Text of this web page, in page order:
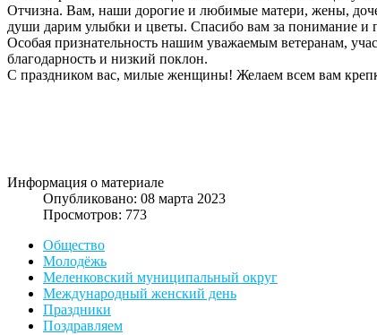
Отчизна. Вам, наши дорогие и любимые матери, жены,
души дарим улыбки и цветы. Спасибо вам за понимание и
Особая признательность нашим уважаемым ветеранам,
благодарность и низкий поклон.
С праздником вас, милые женщины! Желаем всем вам
Информация о материале
Опубликовано: 08 марта 2023
Просмотров: 773
Общество
Молодёжь
Меленковский муниципальный округ
Международный женский день
Праздники
Поздравляем